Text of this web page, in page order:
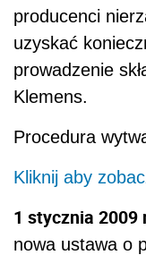
producenci
uzyskać
prowadzenie
Klemens.
Procedura
Kliknij aby
1 stycznia 2009
nowa ustawa o